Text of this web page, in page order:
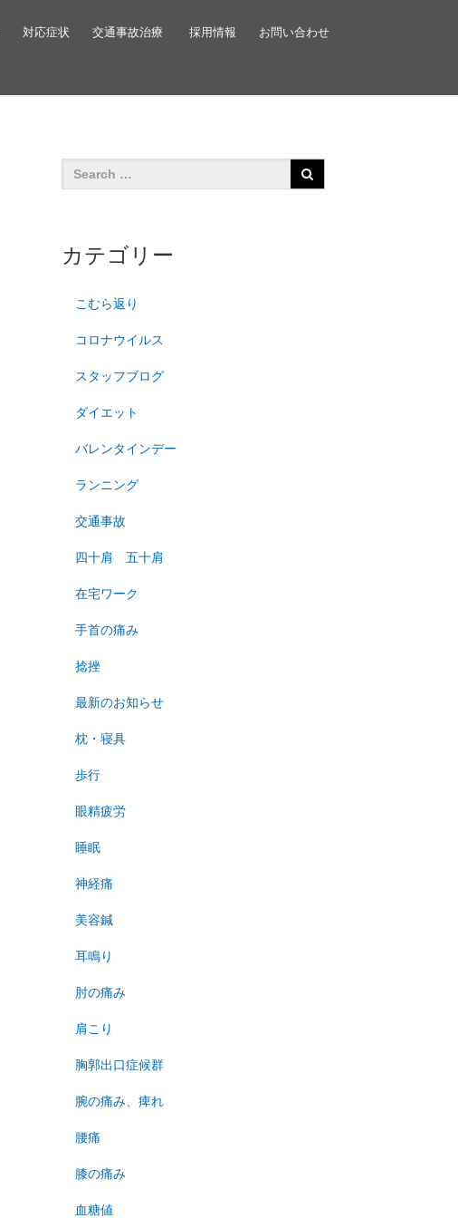
対応症状 交通事故治療 採用情報 お問い合わせ
カテゴリー
こむら返り
コロナウイルス
スタッフブログ
ダイエット
バレンタインデー
ランニング
交通事故
四十肩 五十肩
在宅ワーク
手首の痛み
捻挫
最新のお知らせ
枕・寝具
歩行
眼精疲労
睡眠
神経痛
美容鍼
耳鳴り
肘の痛み
肩こり
胸郭出口症候群
腕の痛み、痺れ
腰痛
膝の痛み
血糖値